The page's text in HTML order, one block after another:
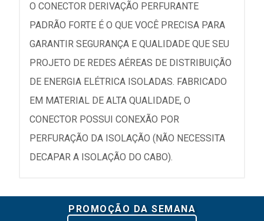
O CONECTOR DERIVAÇÃO PERFURANTE
PADRÃO FORTE É O QUE VOCÊ PRECISA PARA
GARANTIR SEGURANÇA E QUALIDADE QUE SEU
PROJETO DE REDES AÉREAS DE DISTRIBUIÇÃO
DE ENERGIA ELÉTRICA ISOLADAS. FABRICADO
EM MATERIAL DE ALTA QUALIDADE, O
CONECTOR POSSUI CONEXÃO POR
PERFURAÇÃO DA ISOLAÇÃO (NÃO NECESSITA
DECAPAR A ISOLAÇÃO DO CABO).
PROMOÇÃO DA SEMANA